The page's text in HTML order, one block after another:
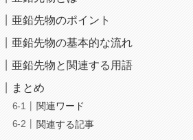
亜鉛先物のポイント
亜鉛先物の基本的な流れ
亜鉛先物と関連する用語
まとめ
関連ワード
関連する記事